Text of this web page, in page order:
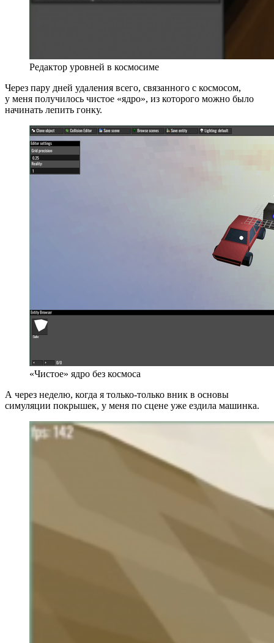
Редактор уровней в космосиме
Через пару дней удаления всего, связанного с космосом,
у меня получилось чистое «ядро», из которого можно было
начинать лепить гонку.
«Чистое» ядро без космоса
А через неделю, когда я только-только вник в основы
симуляции покрышек, у меня по сцене уже ездила машинка.